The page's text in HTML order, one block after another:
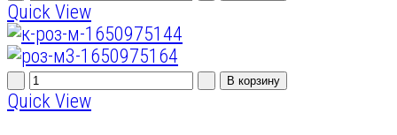
Quick View
Quick View